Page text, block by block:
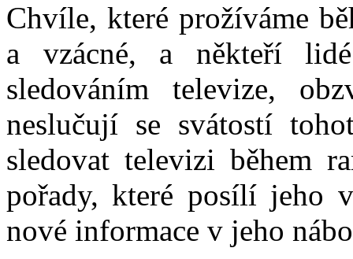
Chvíle, které prožíváme
a vzácné, a někteří
sledováním televize,
neslučují se svátostí
sledovat televizi během
pořady, které posílí jeho
nové informace v jeho